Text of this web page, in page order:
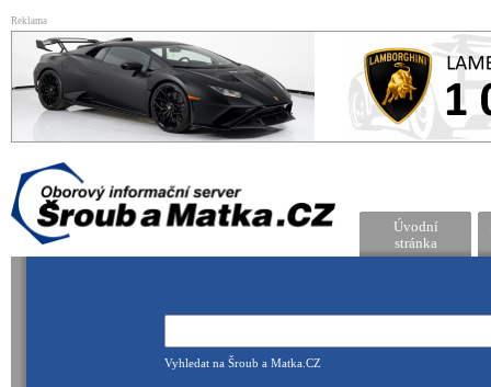
Reklama
Úvodní
stránka
Vyhledat na Šroub a Matka.CZ